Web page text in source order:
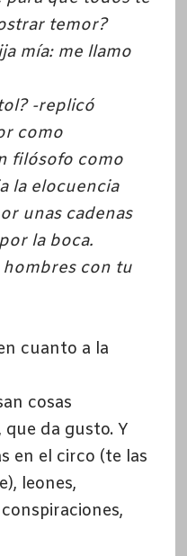
temor?
mía: me llamo
-replicó
como
filósofo como
la elocuencia
unas cadenas
la boca.
hombres con tu
cuanto a la
cosas
da gusto. Y
en el circo (te las
leones,